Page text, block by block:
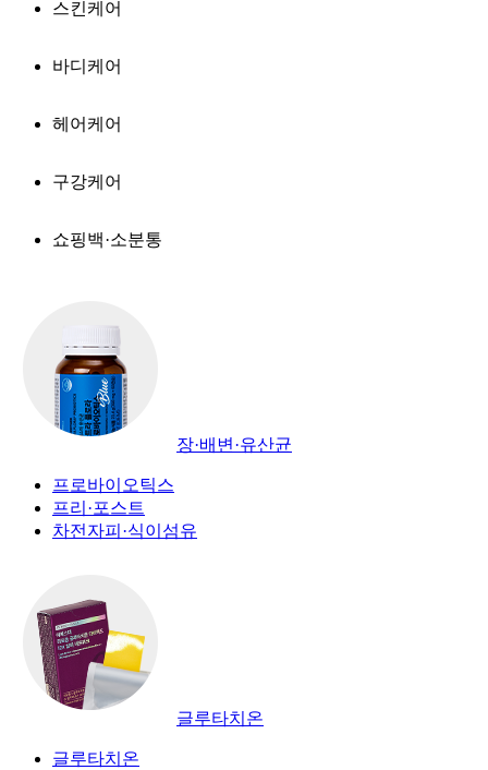
스킨케어
바디케어
헤어케어
구강케어
쇼핑백·소분통
장·배변·유산균
프로바이오틱스
프리·포스트
차전자피·식이섬유
글루타치온
글루타치온